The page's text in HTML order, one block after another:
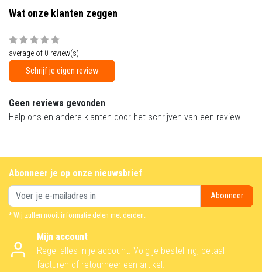
Wat onze klanten zeggen
average of 0 review(s)
Schrijf je eigen review
Geen reviews gevonden
Help ons en andere klanten door het schrijven van een review
Abonneer je op onze nieuwsbrief
Abonneer
* Wij zullen nooit informatie delen met derden.
Mijn account
Regel alles in je account. Volg je bestelling, betaal
facturen of retourneer een artikel.